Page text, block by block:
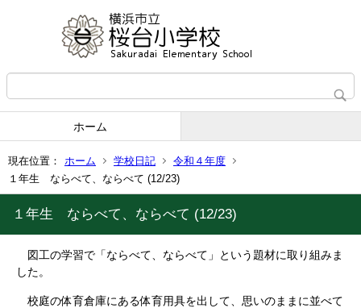
ホーム
現在位置： ホーム 学校日記
令和４年度
１年生 ならべて、ならべて (12/23)
１年生 ならべて、ならべて (12/23)
図工の学習で「ならべて、ならべて」という題材に取り組みま
した。
校庭の体育倉庫にある体育用具を出して、思いのままに並べて